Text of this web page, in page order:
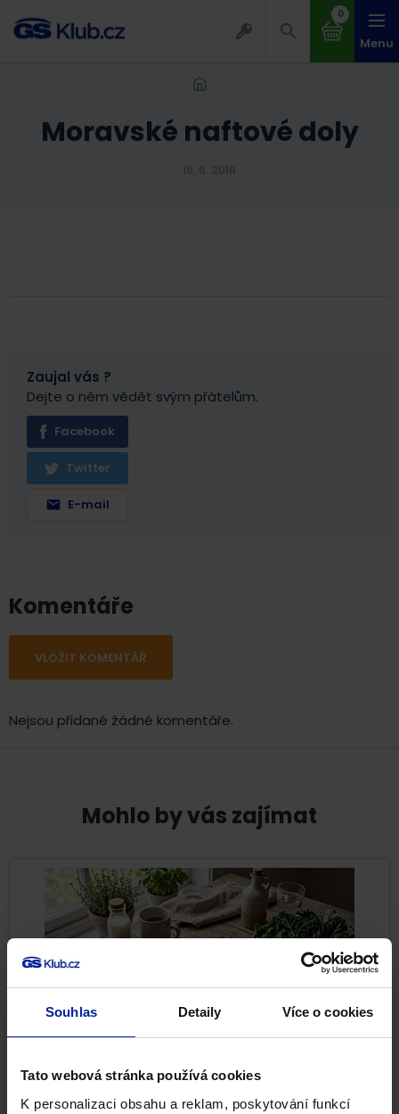
Souhlas Detaily Více o cookies
Tato webová stránka používá cookies
K personalizaci obsahu a reklam, poskytování funkcí
0
Menu
Moravské naftové doly
18. 6. 2018
Zaujal vás ?
Dejte o něm vědět svým přátelům.
Facebook
Twitter
E-mail
Komentáře
VLOŽIT KOMENTÁŘ
Nejsou přidané žádné komentáře.
Mohlo by vás zajímat
Nejlepší potraviny pro pevné kosti i při
osteoporóze